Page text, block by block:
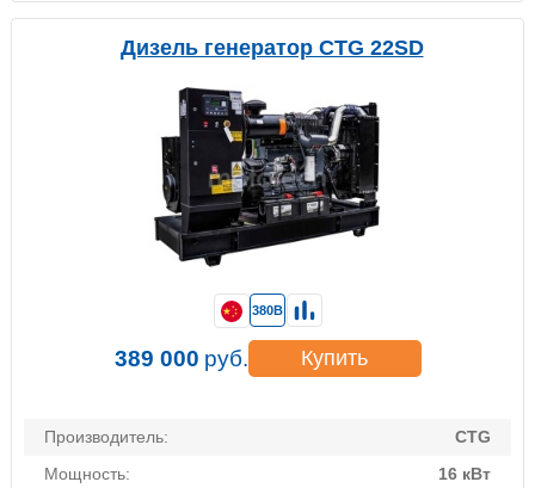
Дизель генератор CTG 22SD
Производитель:
CTG
Мощность:
16 кВт
380В
389 000 руб. Купить